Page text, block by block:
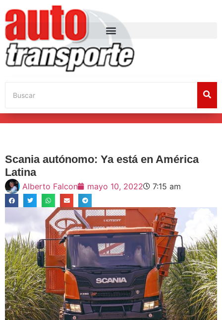
Scania autónomo: Ya está en América
Latina
Alberto Falcon mayo 10, 2022 7:15 am